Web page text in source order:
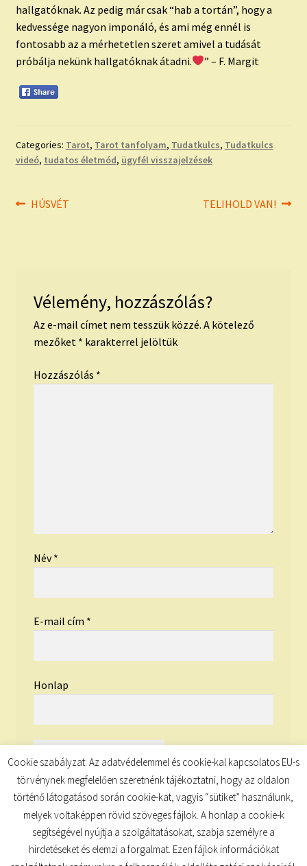
hallgatóknak. Az pedig már csak “hab a tortán”, hogy a
kedvessége nagyon imponáló, és ami még ennél is
fontosabb az a mérhetetlen szeret amivel a tudását
próbálja nekünk hallgatóknak átadni.
” – F. Margit
Categories: Tarot, Tarot tanfolyam, Tudatkulcs, Tudatkulcs
videó, tudatos életmód, ügyfél visszajelzések
Bejegyzés
Previous
HÚSVÉT
Next
TELIHOLD VAN!
Vélemény, hozzászólás?
Az e-mail címet nem tesszük közzé. A kötelező
mezőket * karakterrel jelöltük
Hozzászólás *
Név*
E-mail cím *
Honlap
Cookie szabályzat: Az adatvédelemmel és cookie-kal kapcsolatos EU-s
törvénynek megfelelően szeretnénk tájékoztatni, hogy az oldalon
történő látogatásod során cookie-kat, vagyis “sütiket” használunk,
melyek voltaképpen rövid szöveges fájlok. A honlap a cookie-k
segítségével nyújtja a szolgáltatásokat, szabja személyre a
hirdetéseket és elemzi a forgalmat. Ezen fájlok információkat